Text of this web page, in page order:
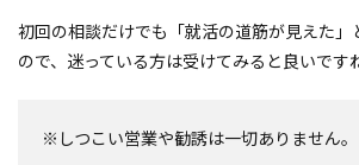
初回の相談だけでも「就活の道筋が見えた」
ので、迷っている方は受けてみると良いです
※しつこい営業や勧誘は一切ありません。